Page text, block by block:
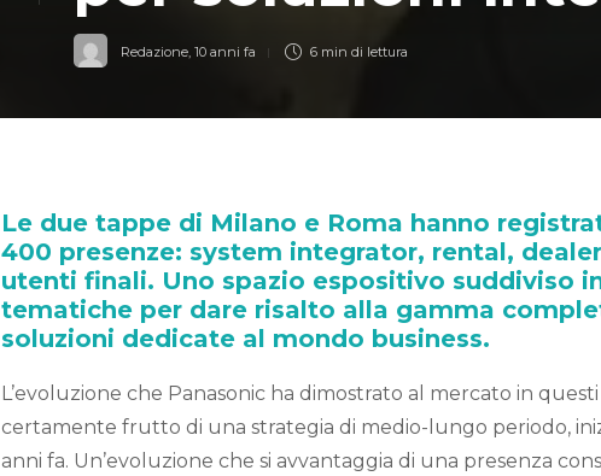
Redazione, 10 anni fa 6 min di lettura
Le due tappe di Milano e Roma hanno
400 presenze: system integrator, rental,
utenti finali. Uno spazio espositivo suddiviso
tematiche per dare risalto alla gamma
soluzioni dedicate al mondo business.
L’evoluzione che Panasonic ha dimostrato al mercato in
certamente frutto di una strategia di medio-lungo periodo,
anni fa. Un’evoluzione che si avvantaggia di una presenza